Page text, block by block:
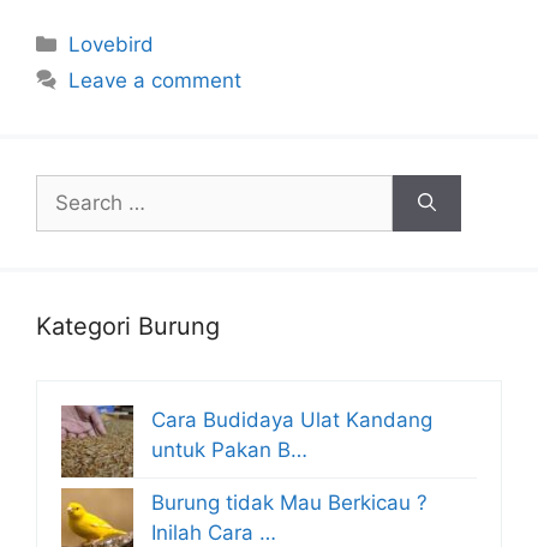
Categories
Lovebird
Leave a comment
for:
Kategori Burung
Cara Budidaya Ulat Kandang
untuk Pakan B…
Burung tidak Mau Berkicau ?
Inilah Cara …